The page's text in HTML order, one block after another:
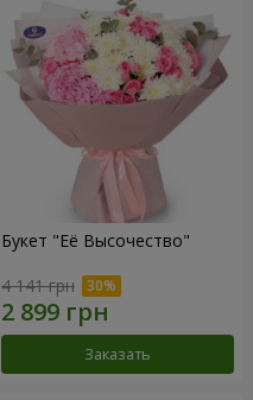
Букет "Её Высочество"
4 141 грн
Заказать